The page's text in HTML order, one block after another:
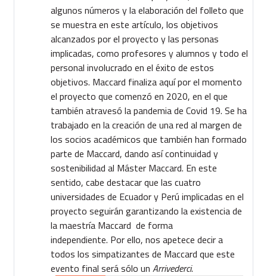
algunos números y la elaboración del folleto que
se muestra en este artículo, los objetivos
alcanzados por el proyecto y las personas
implicadas, como profesores y alumnos y todo el
personal involucrado en el éxito de estos
objetivos. Maccard finaliza aquí por el momento
el proyecto que comenzó en 2020, en el que
también atravesó la pandemia de Covid 19. Se ha
trabajado en la creación de una red al margen de
los socios académicos que también han formado
parte de Maccard, dando así continuidad y
sostenibilidad al Máster Maccard. En este
sentido, cabe destacar que las cuatro
universidades de Ecuador y Perú implicadas en el
proyecto seguirán garantizando la existencia de
la maestría Maccard de forma
independiente. Por ello, nos apetece decir a
todos los simpatizantes de Maccard que este
evento final será sólo un Arrivederci.